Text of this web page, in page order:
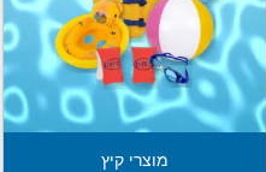
מוצרי קיץ